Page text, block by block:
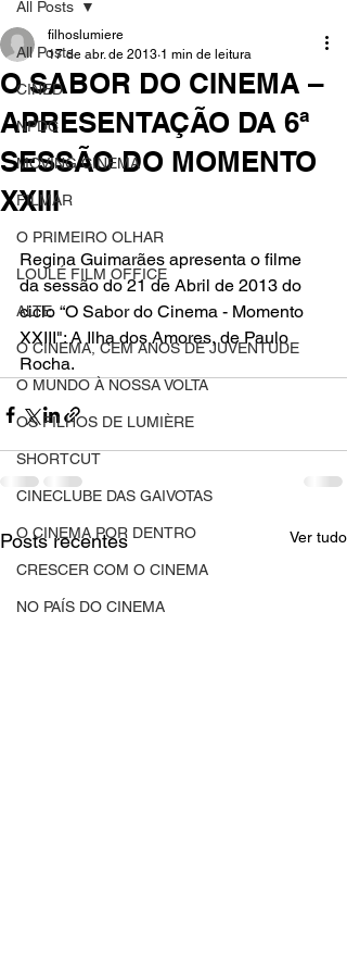
All Posts
CINED
NPDC
MOVING CINEMA
FILMAR
O PRIMEIRO OLHAR
LOULÉ FILM OFFICE
ALTE
O CINEMA, CEM ANOS DE JUVENTUDE
O MUNDO À NOSSA VOLTA
OS FILHOS DE LUMIÈRE
SHORTCUT
CINECLUBE DAS GAIVOTAS
O CINEMA POR DENTRO
CRESCER COM O CINEMA
NO PAÍS DO CINEMA
All Posts
O SABOR DO CINEMA –
APRESENTAÇÃO DA 6ª
SESSÃO DO MOMENTO
XXIII
filhoslumiere
17 de abr. de 2013 1 min de leitura
n
Regina Guimarães apresenta o filme
da sessão do 21 de Abril de 2013 do
ciclo “O Sabor do Cinema - Momento
XXIII": A Ilha dos Amores, de Paulo
Rocha.
Posts recentes Ver tudo